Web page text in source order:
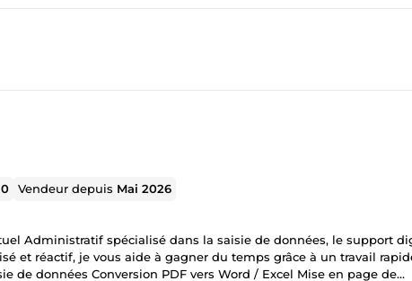
0 Vendeur depuis Mai 2026
Administratif spécialisé dans la saisie de données, le support
et réactif, je vous aide à gagner du temps grâce à un travail